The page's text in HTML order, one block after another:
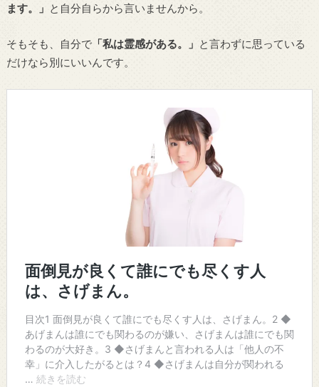
ます。」 と自分自らから言いませんから。
そもそも、自分で「私は霊感がある。」 と言わずに思っている
だけなら別にいいんです。